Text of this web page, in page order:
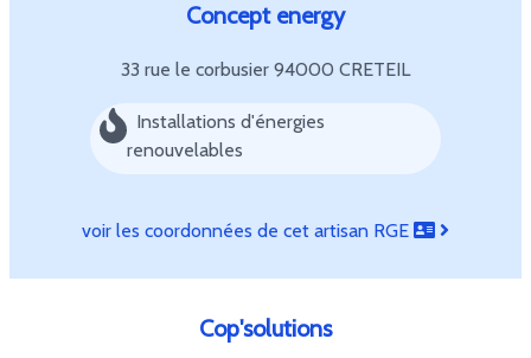
Concept energy
33 rue le corbusier 94000 CRETEIL
Installations d'énergies
renouvelables
voir les coordonnées de cet artisan RGE
Cop'solutions